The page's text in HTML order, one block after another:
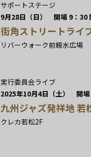
サポートステージ
9月28日（日） 開場 9：30
街角ストリートライ
リバーウォーク前親水広場
実行委員会ライブ
2025年10月4日（土） 開場
九州ジャズ発祥地
クレカ若松2F